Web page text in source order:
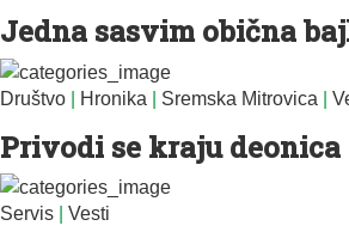
Jedna sasvim obična
Društvo Hronika Sremska Mitrovica
Privodi se kraju deonica
Servis Vesti